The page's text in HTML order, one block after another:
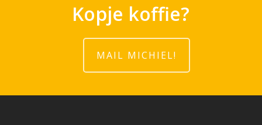
Kopje koffie?
MAIL MICHIEL!